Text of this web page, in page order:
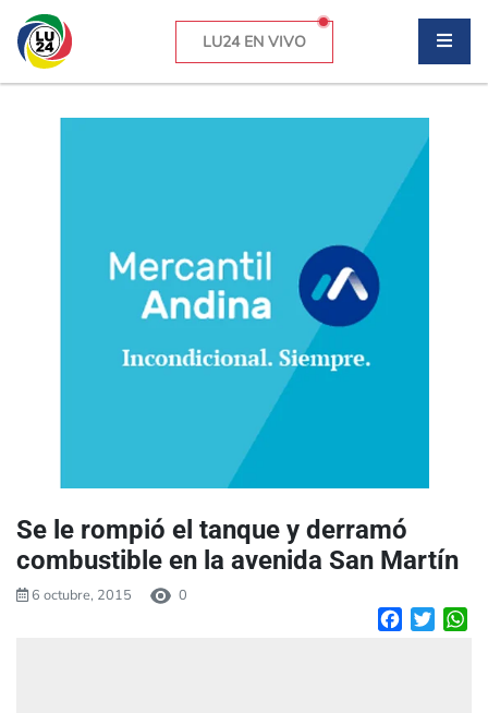
LU24 EN VIVO
Se le rompió el tanque y derramó
combustible en la avenida San Martín
6 octubre, 2015 0
Facebook